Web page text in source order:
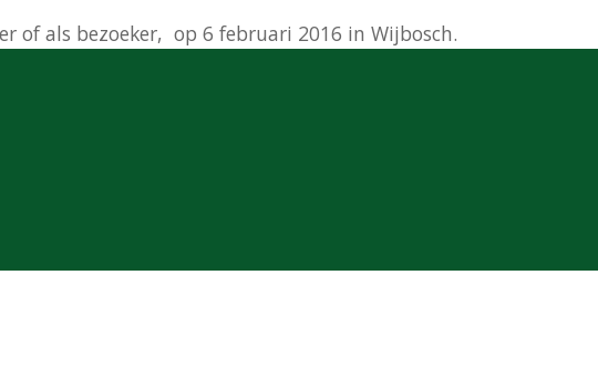
of als bezoeker, op 6 februari 2016 in Wijbosch.